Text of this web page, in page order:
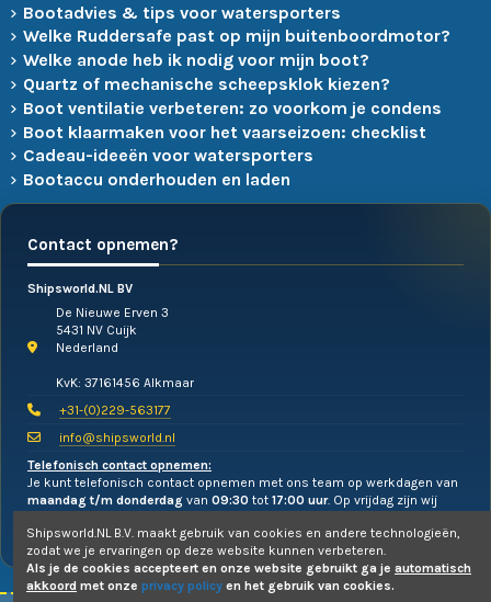
Bootadvies & tips voor watersporters
Welke Ruddersafe past op mijn buitenboordmotor?
Welke anode heb ik nodig voor mijn boot?
Quartz of mechanische scheepsklok kiezen?
Boot ventilatie verbeteren: zo voorkom je condens
Boot klaarmaken voor het vaarseizoen: checklist
Cadeau-ideeën voor watersporters
Bootaccu onderhouden en laden
Contact opnemen?
Shipsworld.NL BV
De Nieuwe Erven 3
5431 NV Cuijk
Nederland
KvK: 37161456 Alkmaar
+31-(0)229-563177
info@shipsworld.nl
Telefonisch contact opnemen:
Je kunt telefonisch contact opnemen met ons team op werkdagen van
maandag t/m donderdag van 09:30 tot 17:00 uur. Op vrijdag zijn wij
Shipsworld.NL B.V. maakt gebruik van cookies en andere technologieën,
zodat we je ervaringen op deze website kunnen verbeteren.
Als je de cookies accepteert en onze website gebruikt ga je automatisch
akkoord met onze privacy policy en het gebruik van cookies.